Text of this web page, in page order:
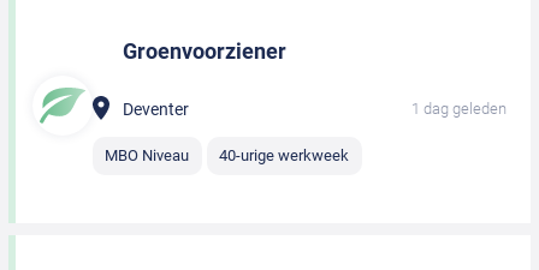
Groenvoorziener
Deventer 1 dag geleden
MBO Niveau 40-urige werkweek